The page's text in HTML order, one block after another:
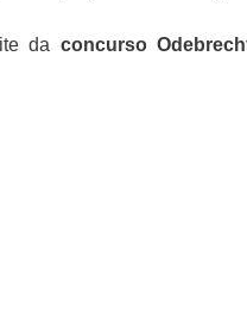
da concurso